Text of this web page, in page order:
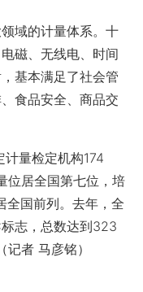
域的计量体系。十
磁、无线电、时间
基本满足了社会管
食品安全、商品交
量检定机构174
位居全国第七位，培
全国前列。去年，全
志，总数达到323
者 马彦铭）